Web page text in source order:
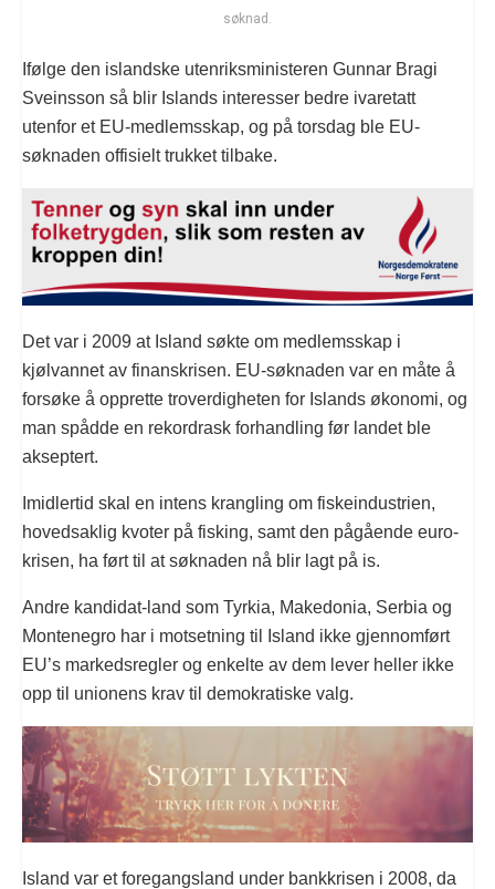
søknad.
Ifølge den islandske utenriksministeren Gunnar Bragi
Sveinsson så blir Islands interesser bedre ivaretatt
utenfor et EU-medlemsskap, og på torsdag ble EU-
søknaden offisielt trukket tilbake.
Det var i 2009 at Island søkte om medlemsskap i
kjølvannet av finanskrisen. EU-søknaden var en måte å
forsøke å opprette troverdigheten for Islands økonomi, og
man spådde en rekordrask forhandling før landet ble
akseptert.
Imidlertid skal en intens krangling om fiskeindustrien,
hovedsaklig kvoter på fisking, samt den pågående euro-
krisen, ha ført til at søknaden nå blir lagt på is.
Andre kandidat-land som Tyrkia, Makedonia, Serbia og
Montenegro har i motsetning til Island ikke gjennomført
EU’s markedsregler og enkelte av dem lever heller ikke
opp til unionens krav til demokratiske valg.
Island var et foregangsland under bankkrisen i 2008, da